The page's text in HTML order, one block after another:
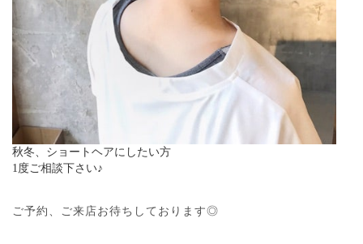
秋冬、ショートヘアにしたい方
1度ご相談下さい♪
ご予約、ご来店お待ちしております◎